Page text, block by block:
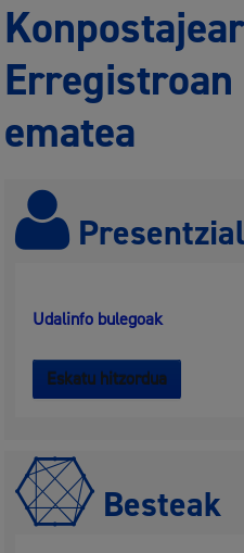
Erregistroan
ematea
Udalinfo bulegoak
Eskatu hitzordua
Besteak